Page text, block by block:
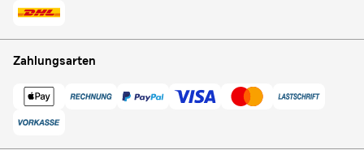
Zahlungsarten